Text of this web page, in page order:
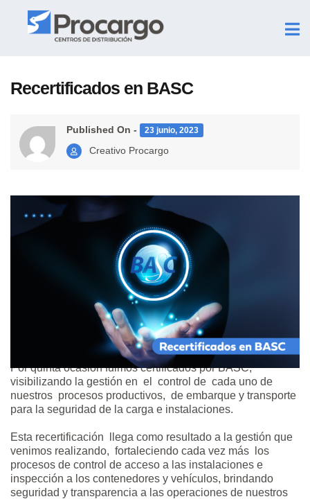
Recertificados en BASC
Published On - 23 junio, 2023
Creativo Procargo
Por quinta ocasión fuimos certificados por BASC,
visibilizando la gestión en el control de cada uno de
nuestros procesos productivos, de embarque y transporte
para la seguridad de la carga e instalaciones.
Esta recertificación llega como resultado a la gestión que
venimos realizando, fortaleciendo cada vez más los
procesos de control de acceso a las instalaciones e
inspección a los contenedores y vehículos, brindando
seguridad y transparencia a las operaciones de nuestros